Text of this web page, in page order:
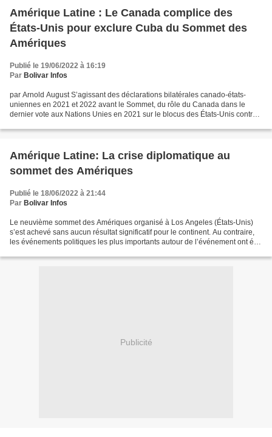
Amérique Latine : Le Canada complice des
États-Unis pour exclure Cuba du Sommet des
Amériques
Publié le 19/06/2022 à 16:19
Par Bolivar Infos
par Arnold August S’agissant des déclarations bilatérales canado-états-
uniennes en 2021 et 2022 avant le Sommet, du rôle du Canada dans le
dernier vote aux Nations Unies en 2021 sur le blocus des États-Unis contre
Amérique Latine: La crise diplomatique au
sommet des Amériques
Publié le 18/06/2022 à 21:44
Par Bolivar Infos
Le neuvième sommet des Amériques organisé à Los Angeles (États-Unis)
s’est achevé sans aucun résultat significatif pour le continent. Au contraire,
les événements politiques les plus importants autour de l’événement ont été
Publicité